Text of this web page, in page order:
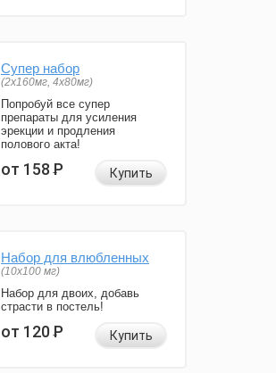
Супер набор
(2х160мг, 4х80мг)
Попробуй все супер
препараты для усиления
эрекции и продления
полового акта!
от 158Р Купить
Набор для влюбленных
(10х100 мг)
Набор для двоих, добавь
страсти в постель!
от 120Р Купить